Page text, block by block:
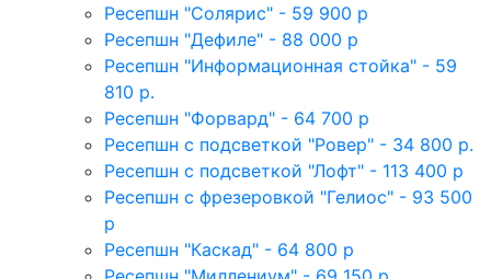
Ресепшн "Солярис" - 59 900 р
Ресепшн "Дефиле" - 88 000 р
Ресепшн "Информационная стойка" - 59
810 р.
Ресепшн "Форвард" - 64 700 р
Ресепшн с подсветкой "Ровер" - 34 800 р.
Ресепшн с подсветкой "Лофт" - 113 400 р
Ресепшн с фрезеровкой "Гелиос" - 93 500
р
Ресепшн "Каскад" - 64 800 р